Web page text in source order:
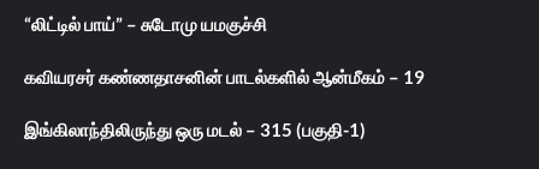
“லிட்டில் பாய்” – சுடோமு யமகுச்சி
கவியரசர் கண்ணதாசனின் பாடல்களில் ஆன்மீகம் – 19
இங்கிலாந்திலிருந்து ஒரு மடல் – 315 (பகுதி-1)